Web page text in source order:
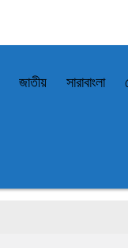
জাতীয় সারাবাংলা